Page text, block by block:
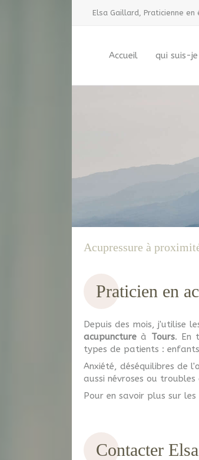
Elsa Gaillard, Praticienne
Accueil qui suis-je
Acupressure à
Praticien en
Depuis des mois, j'utilise
acupuncture à Tours. En
types de patients :
Anxiété, déséquilibres de
aussi névroses ou
Pour en savoir plus sur les
Contacter